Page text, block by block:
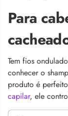
Para
Tem fios
conhecer o
produto é
capilar, ele